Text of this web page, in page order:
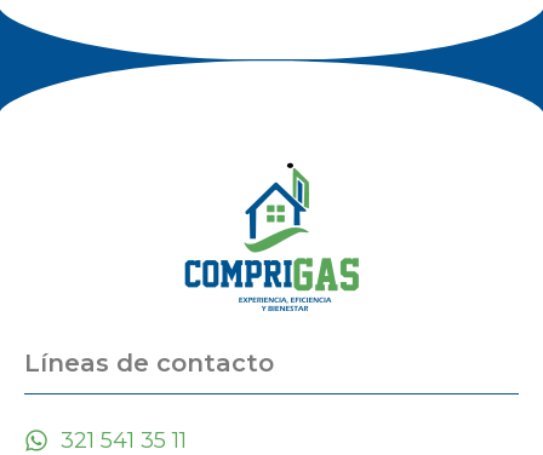
Líneas de contacto
321 541 35 11